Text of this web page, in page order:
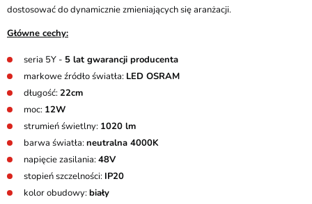
dostosować do dynamicznie zmieniających się aranżacji.
Główne cechy:
seria 5Y - 5 lat gwarancji producenta
markowe źródło światła: LED OSRAM
długość:22cm
moc: 12W
strumień świetlny: 1020 lm
barwa światła:neutralna 4000K
napięcie zasilania:48V
stopień szczelności: IP20
kolor obudowy:biały